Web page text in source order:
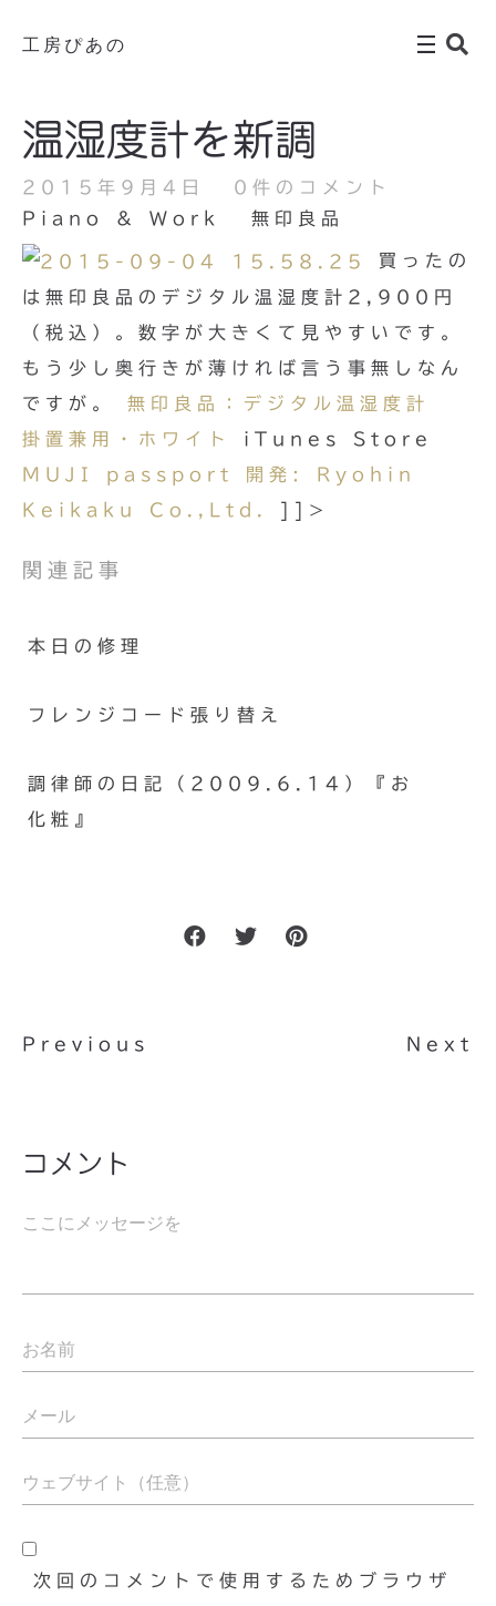
工房ぴあの
温湿度計を新調
2015年9月4日
0件のコメント
Piano & Work
無印良品
買ったの
は無印良品のデジタル温湿度計2,900円
（税込）。数字が大きくて見やすいです。
もう少し奥行きが薄ければ言う事無しなん
ですが。 無印良品：デジタル温湿度計
掛置兼用・ホワイト
iTunes Store
MUJI passport 開発: Ryohin
Keikaku Co.,Ltd.
]]>
関連記事
本日の修理
フレンジコード張り替え
調律師の日記（2009.6.14）『お
化粧』
Previous Next
コメント
次回のコメントで使用するためブラウザ